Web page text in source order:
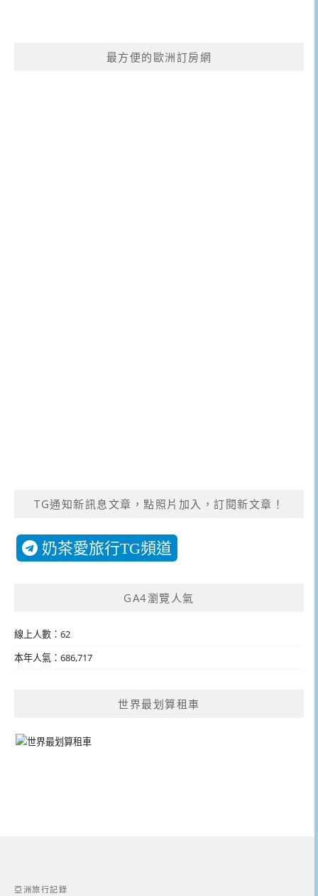
最方便的歐洲訂房網
TG通知新訊息文章，點照片加入，訂閱新文章！
奶茶愛旅行TG頻道
GA4瀏覽人氣
線上人數：62
本年人氣：686,717
世界最划算租車
亞洲旅行記錄